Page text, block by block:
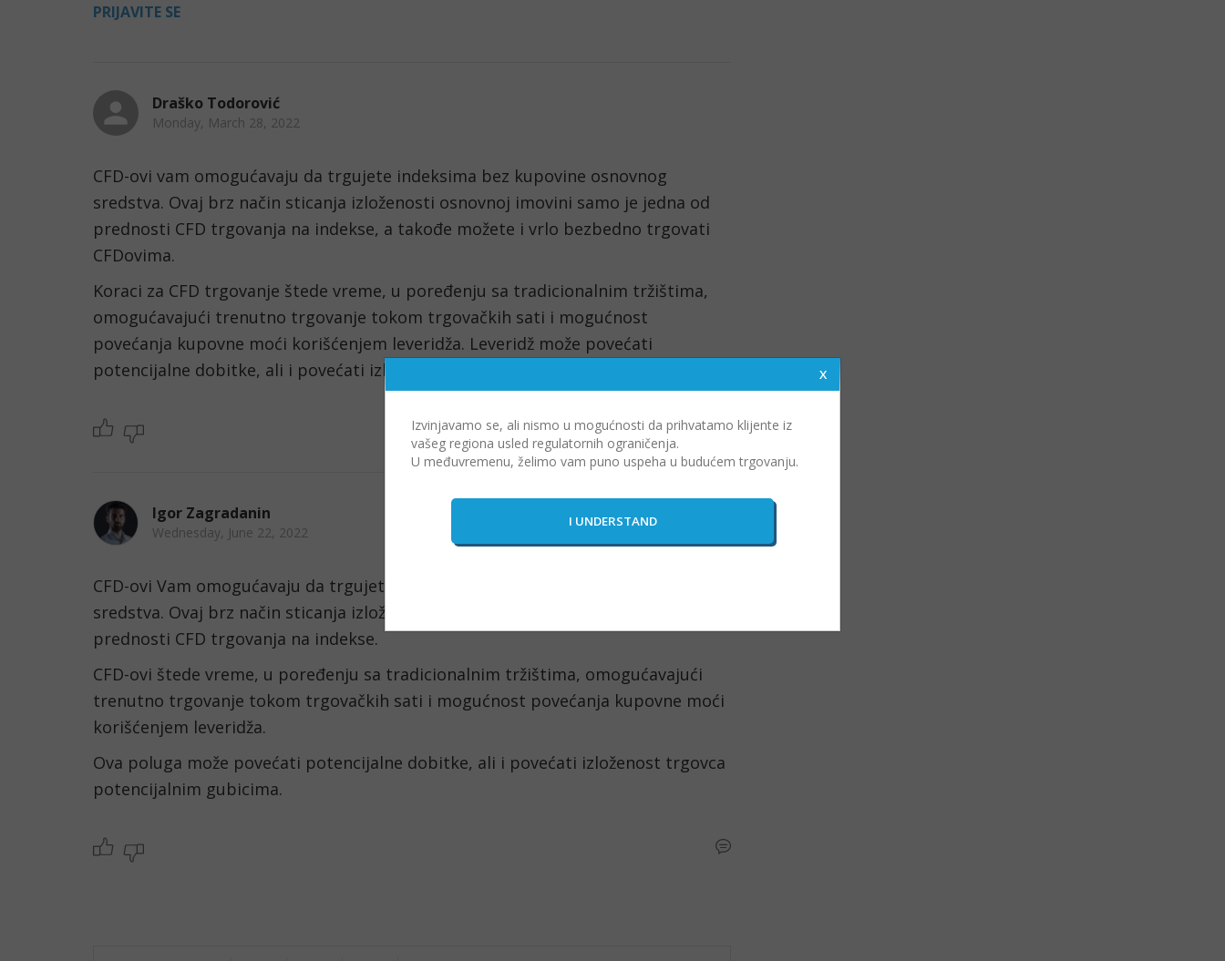
PRIJAVITE SE
Draško Todorović
Monday, March 28, 2022
CFD-ovi vam omogućavaju da trgujete indeksima bez kupovine osnovnog
sredstva. Ovaj brz način sticanja izloženosti osnovnoj imovini samo je jedna od
prednosti CFD trgovanja na indekse, a takođe možete i vrlo bezbedno trgovati
CFDovima.
Koraci za CFD trgovanje štede vreme, u poređenju sa tradicionalnim tržištima,
omogućavajući trenutno trgovanje tokom trgovačkih sati i mogućnost
povećanja kupovne moći korišćenjem leveridža. Leveridž može povećati
potencijalne dobitke, ali i povećati izloženost trgovca potencijalnim gubicima.
Igor Zagradanin
Wednesday, June 22, 2022
CFD-ovi Vam omogućavaju da trgujete indeksima bez kupovine osnovnog
sredstva. Ovaj brz način sticanja izloženosti osnovnoj imovini samo je jedna od
prednosti CFD trgovanja na indekse.
CFD-ovi štede vreme, u poređenju sa tradicionalnim tržištima, omogućavajući
trenutno trgovanje tokom trgovačkih sati i mogućnost povećanja kupovne moći
korišćenjem leveridža.
Ova poluga može povećati potencijalne dobitke, ali i povećati izloženost trgovca
potencijalnim gubicima.
Izvinjavamo se, ali nismo u mogućnosti da prihvatamo klijente iz
vašeg regiona usled regulatornih ograničenja.
U međuvremenu, želimo vam puno uspeha u budućem trgovanju.